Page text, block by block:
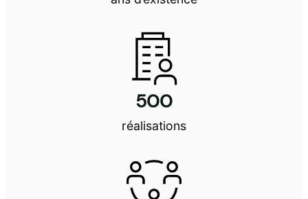
500
réalisations